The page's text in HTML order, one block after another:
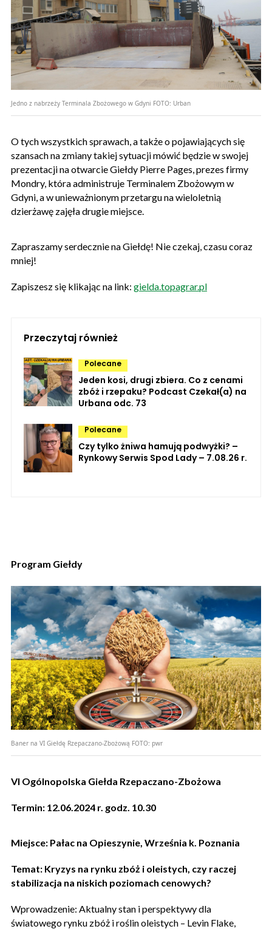
Jedno z nabrzeży Terminala Zbożowego w Gdyni FOTO: Urban
O tych wszystkich sprawach, a także o pojawiających się
szansach na zmiany takiej sytuacji mówić będzie w swojej
prezentacji na otwarcie Giełdy Pierre Pages, prezes firmy
Mondry, która administruje Terminalem Zbożowym w
Gdyni, a w unieważnionym przetargu na wieloletnią
dzierżawę zajęła drugie miejsce.
Zapraszamy serdecznie na Giełdę! Nie czekaj, czasu coraz
mniej!
Zapiszesz się klikając na link: gielda.topagrar.pl
Przeczytaj również
Polecane
Jeden kosi, drugi zbiera. Co z cenami
zbóż i rzepaku? Podcast Czekał(a) na
Urbana odc. 73
Polecane
Czy tylko żniwa hamują podwyżki? –
Rynkowy Serwis Spod Lady – 7.08.26 r.
Program Giełdy
Baner na VI Giełdę Rzepaczano-Zbożową FOTO: pwr
VI Ogólnopolska Giełda Rzepaczano-Zbożowa
Termin: 12.06.2024 r. godz. 10.30
Miejsce: Pałac na Opieszynie, Września k. Poznania
Temat: Kryzys na rynku zbóż i oleistych, czy raczej
stabilizacja na niskich poziomach cenowych?
Wprowadzenie: Aktualny stan i perspektywy dla
światowego rynku zbóż i roślin oleistych – Levin Flake,